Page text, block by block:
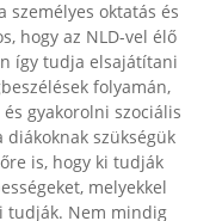
személyes oktatás és
hogy az NLD-vel élő
így tudja elsajátítani
folyamán,
gyakorolni szociális
diákoknak szükségük
is, hogy ki tudják
melyekkel
tudják. Nem mindig